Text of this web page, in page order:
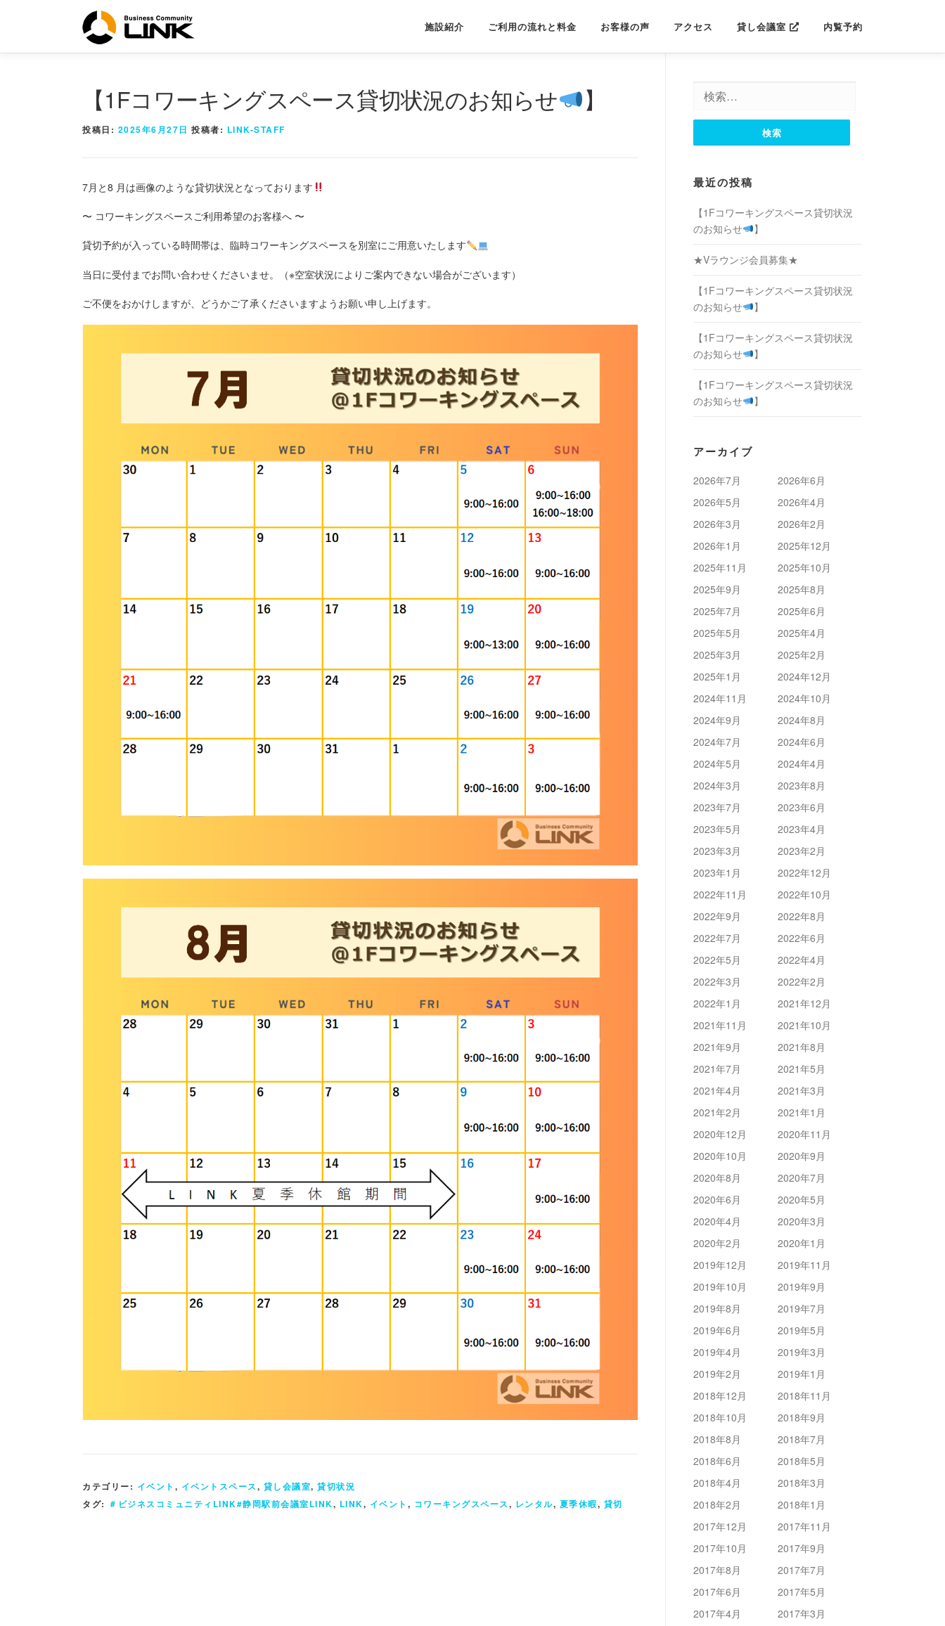
ン
施設紹介 ご利用の流れと料金 お客様の声 アクセス 貸し会議室 内覧予約
【1Fコワーキングスペース貸切状況のお知らせ 】
投稿日: 2025年6月27日 投稿者: LINK-STAFF
7月と8 月は画像のような貸切状況となっております
〜 コワーキングスペースご利用希望のお客様へ 〜
貸切予約が入っている時間帯は、臨時コワーキングスペースを別室にご用意いたします
当日に受付までお問い合わせくださいませ。（※空室状況によりご案内できない場合がございます）
ご不便をおかけしますが、どうかご了承くださいますようお願い申し上げます。
カテゴリー: イベント , イベントスペース, 貸し会議室, 貸切状況
タグ: ＃ビジネスコミュニティLINK#静岡駅前会議室LINK, LINK, イベント , コワーキングスペース, レンタル, 夏季休暇, 貸切
最近の投稿
【1Fコワーキングスペース貸切状況
のお知らせ
】
★Vラウンジ会員募集★
【1Fコワーキングスペース貸切状況
のお知らせ
】
【1Fコワーキングスペース貸切状況
のお知らせ
】
【1Fコワーキングスペース貸切状況
のお知らせ
】
アーカイブ
2026年7月
2026年6月
2026年5月
2026年4月
2026年3月
2026年2月
2026年1月
2025年12月
2025年11月
2025年10月
2025年9月
2025年8月
2025年7月
2025年6月
2025年5月
2025年4月
2025年3月
2025年2月
2025年1月
2024年12月
2024年11月
2024年10月
2024年9月
2024年8月
2024年7月
2024年6月
2024年5月
2024年4月
2024年3月
2023年8月
2023年7月
2023年6月
2023年5月
2023年4月
2023年3月
2023年2月
2023年1月
2022年12月
2022年11月
2022年10月
2022年9月
2022年8月
2022年7月
2022年6月
2022年5月
2022年4月
2022年3月
2022年2月
2022年1月
2021年12月
2021年11月
2021年10月
2021年9月
2021年8月
2021年7月
2021年5月
2021年4月
2021年3月
2021年2月
2021年1月
2020年12月
2020年11月
2020年10月
2020年9月
2020年8月
2020年7月
2020年6月
2020年5月
2020年4月
2020年3月
2020年2月
2020年1月
2019年12月
2019年11月
2019年10月
2019年9月
2019年8月
2019年7月
2019年6月
2019年5月
2019年4月
2019年3月
2019年2月
2019年1月
2018年12月
2018年11月
2018年10月
2018年9月
2018年8月
2018年7月
2018年6月
2018年5月
2018年4月
2018年3月
2018年2月
2018年1月
2017年12月
2017年11月
2017年10月
2017年9月
2017年8月
2017年7月
2017年6月
2017年5月
2017年4月
2017年3月